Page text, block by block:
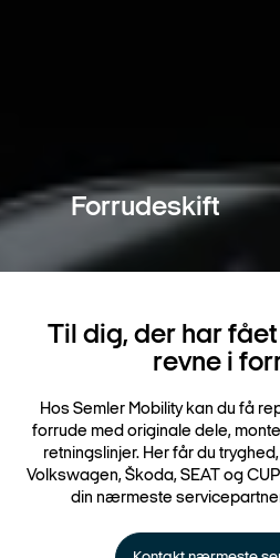
Forrudeskift
Til dig, der har
revne i
Hos Semler Mobility kan du få
forrude med originale dele,
retningslinjer. Her får du
Volkswagen, Škoda, SEAT og
din nærmeste